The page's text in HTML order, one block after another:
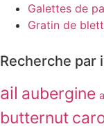
Galettes de
Gratin de
Recherche par
ail aubergine
butternut